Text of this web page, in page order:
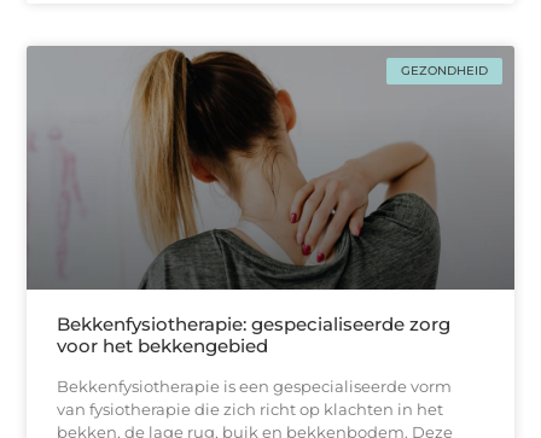
GEZONDHEID
Bekkenfysiotherapie: gespecialiseerde zorg
voor het bekkengebied
Bekkenfysiotherapie is een gespecialiseerde vorm
van fysiotherapie die zich richt op klachten in het
bekken, de lage rug, buik en bekkenbodem. Deze